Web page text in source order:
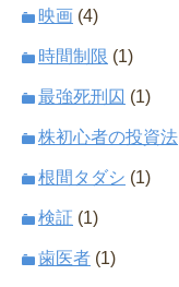
映画 (4)
時間制限 (1)
最強死刑囚 (1)
株初心者の投資法
根間タダシ (1)
検証 (1)
歯医者 (1)